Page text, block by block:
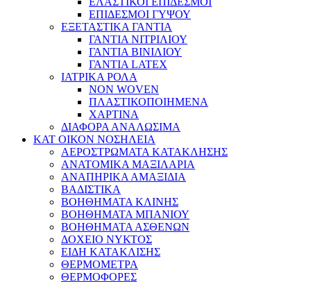
ΕΠΙΔΕΣΜΟΙ ΓΥΨΟΥ
ΕΞΕΤΑΣΤΙΚΑ ΓΑΝΤΙΑ
ΓΑΝΤΙΑ ΝΙΤΡΙΛΙΟΥ
ΓΑΝΤΙΑ ΒΙΝΙΛΙΟΥ
ΓΑΝΤΙΑ LATEX
ΙΑΤΡΙΚΑ ΡΟΛΑ
NON WOVEN
ΠΛΑΣΤΙΚΟΠΟΙΗΜΕΝΑ
ΧΑΡΤΙΝΑ
ΔΙΑΦΟΡΑ ΑΝΑΛΩΣΙΜΑ
ΚΑΤ ΟΙΚΟΝ ΝΟΣΗΛΕΙΑ
ΑΕΡΟΣΤΡΩΜΑΤΑ ΚΑΤΑΚΛΗΣΗΣ
ΑΝΑΤΟΜΙΚΑ ΜΑΞΙΛΑΡΙΑ
ΑΝΑΠΗΡΙΚΑ ΑΜΑΞΙΔΙΑ
ΒΑΔΙΣΤΙΚΑ
ΒΟΗΘΗΜΑΤΑ ΚΛΙΝΗΣ
ΒΟΗΘΗΜΑΤΑ ΜΠΑΝΙΟΥ
ΒΟΗΘΗΜΑΤΑ ΑΣΘΕΝΩΝ
ΔΟΧΕΙΟ ΝΥΚΤΟΣ
ΕΙΔΗ ΚΑΤΑΚΛΙΣΗΣ
ΘΕΡΜΟΜΕΤΡΑ
ΘΕΡΜΟΦΟΡΕΣ